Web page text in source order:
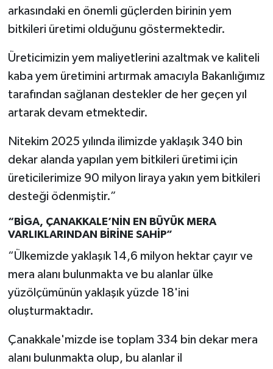
arkasındaki en önemli güçlerden birinin yem
bitkileri üretimi olduğunu göstermektedir.
Üreticimizin yem maliyetlerini azaltmak ve kaliteli
kaba yem üretimini artırmak amacıyla Bakanlığımız
tarafından sağlanan destekler de her geçen yıl
artarak devam etmektedir.
Nitekim 2025 yılında ilimizde yaklaşık 340 bin
dekar alanda yapılan yem bitkileri üretimi için
üreticilerimize 90 milyon liraya yakın yem bitkileri
desteği ödenmiştir.”
“BİGA, ÇANAKKALE’NİN EN BÜYÜK MERA
VARLIKLARINDAN BİRİNE SAHİP”
“Ülkemizde yaklaşık 14,6 milyon hektar çayır ve
mera alanı bulunmakta ve bu alanlar ülke
yüzölçümünün yaklaşık yüzde 18'ini
oluşturmaktadır.
Çanakkale'mizde ise toplam 334 bin dekar mera
alanı bulunmakta olup, bu alanlar il